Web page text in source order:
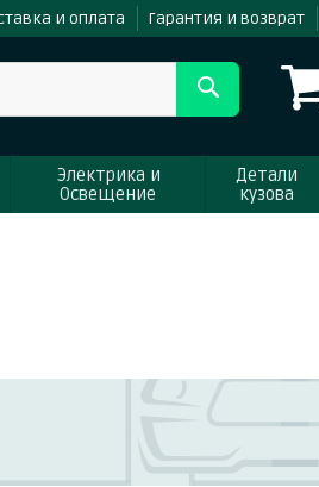
и оплата Гарантия и возврат
Электрика и
Освещение
Детали
кузова